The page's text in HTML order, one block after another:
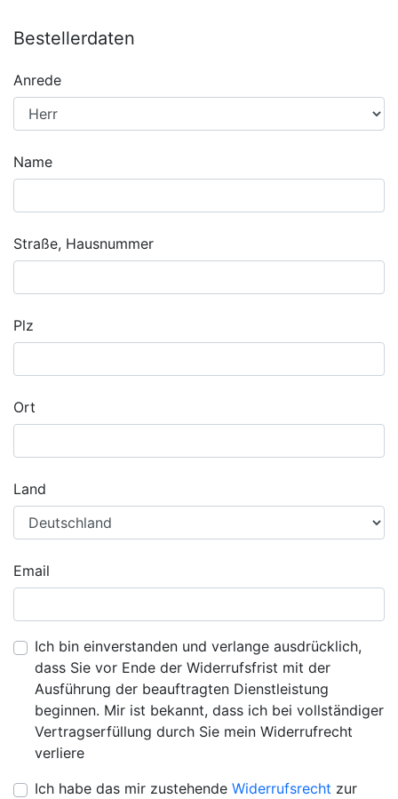
Bestellerdaten
Anrede
Name
Straße, Hausnummer
Plz
Ort
Land
Email
Ich bin einverstanden und verlange ausdrücklich,
dass Sie vor Ende der Widerrufsfrist mit der
Ausführung der beauftragten Dienstleistung
beginnen. Mir ist bekannt, dass ich bei vollständiger
Vertragserfüllung durch Sie mein Widerrufrecht
verliere
Ich habe das mir zustehende Widerrufsrecht zur